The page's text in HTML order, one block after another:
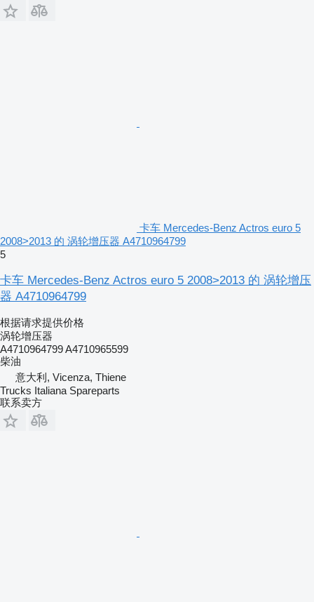
卡车 Mercedes-Benz Actros euro 5
2008>2013 的 涡轮增压器 A4710964799
5
卡车 Mercedes-Benz Actros euro 5 2008>2013 的 涡轮增压
器 A4710964799
根据请求提供价格
涡轮增压器
A4710964799 A4710965599
柴油
意大利, Vicenza, Thiene
Trucks Italiana Spareparts
联系卖方